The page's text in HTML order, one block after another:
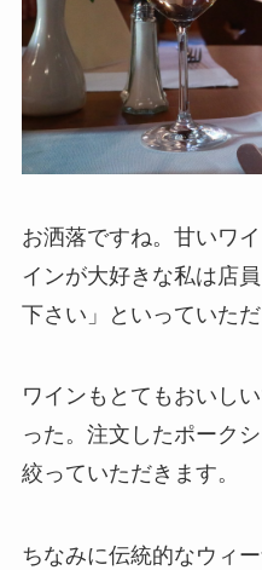
お洒落ですね。甘いワ
インが大好きな私は店
下さい」といっていただ
ワインもとてもおいし
った。注文したポーク
絞っていただきます。
ちなみに伝統的なウィ